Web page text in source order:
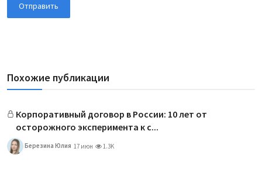
Отправить
Похожие публикации
Корпоративный договор в России: 10 лет от
осторожного эксперимента к с...
Березина Юлия 17 июн 1.3K